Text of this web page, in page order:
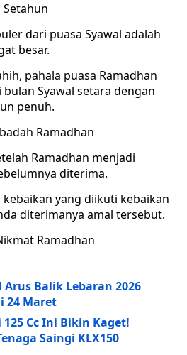
Setahun
dari puasa Syawal adalah
besar.
pahala puasa Ramadhan
Syawal setara dengan
penuh.
Ramadhan
Ramadhan menjadi
diterima.
yang diikuti kebaikan
diterimanya amal tersebut.
Ramadhan
Arus Balik Lebaran 2026
24 Maret
Cc Ini Bikin Kaget!
Saingi KLX150